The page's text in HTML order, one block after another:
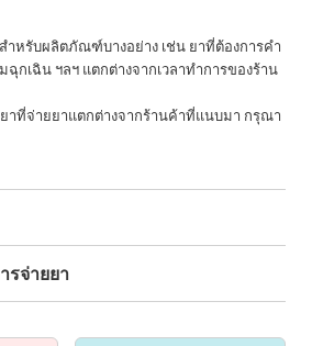
ำหรับผลิตภัณฑ์บางอย่าง เช่น ยาที่ต้องการคำ
ฉุกเฉิน ฯลฯ แตกต่างจากเวลาทำการของร้าน
าที่จ่ายยาแตกต่างจากร้านค้าที่แนบมา กรุณา
รจ่ายยา